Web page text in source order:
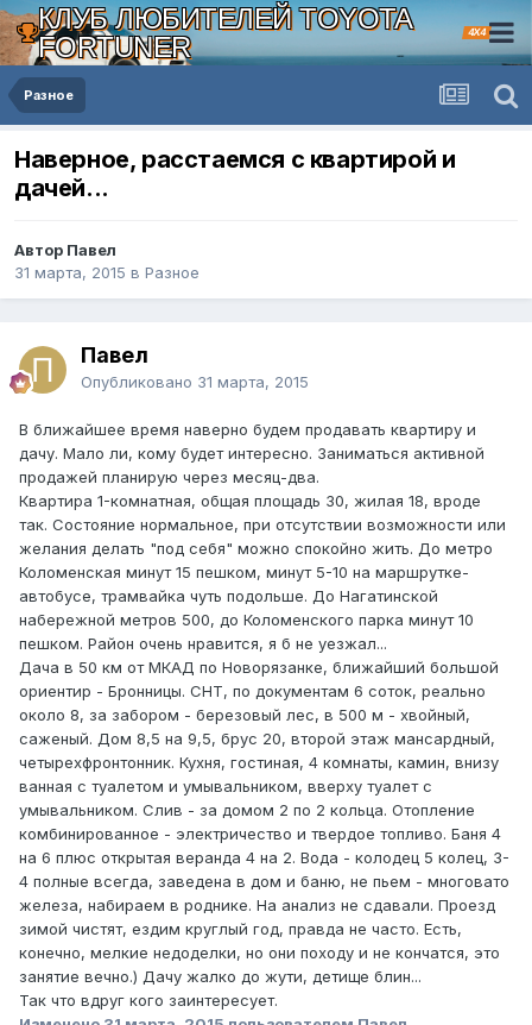
КЛУБ ЛЮБИТЕЛЕЙ TOYOTA
FORTUNER
4X4
Разное
Наверное, расстаемся с квартирой и
дачей...
Автор Павел
31 марта, 2015 в Разное
Павел
Опубликовано 31 марта, 2015
В ближайшее время наверно будем продавать квартиру и
дачу. Мало ли, кому будет интересно. Заниматься активной
продажей планирую через месяц-два.
Квартира 1-комнатная, общая площадь 30, жилая 18, вроде
так. Состояние нормальное, при отсутствии возможности или
желания делать "под себя" можно спокойно жить. До метро
Коломенская минут 15 пешком, минут 5-10 на маршрутке-
автобусе, трамвайка чуть подольше. До Нагатинской
набережной метров 500, до Коломенского парка минут 10
пешком. Район очень нравится, я б не уезжал...
Дача в 50 км от МКАД по Новорязанке, ближайший большой
ориентир - Бронницы. СНТ, по документам 6 соток, реально
около 8, за забором - березовый лес, в 500 м - хвойный,
саженый. Дом 8,5 на 9,5, брус 20, второй этаж мансардный,
четырехфронтонник. Кухня, гостиная, 4 комнаты, камин, внизу
ванная с туалетом и умывальником, вверху туалет с
умывальником. Слив - за домом 2 по 2 кольца. Отопление
комбинированное - электричество и твердое топливо. Баня 4
на 6 плюс открытая веранда 4 на 2. Вода - колодец 5 колец, 3-
4 полные всегда, заведена в дом и баню, не пьем - многовато
железа, набираем в роднике. На анализ не сдавали. Проезд
зимой чистят, ездим круглый год, правда не часто. Есть,
конечно, мелкие недоделки, но они походу и не кончатся, это
занятие вечно.) Дачу жалко до жути, детище блин...
Так что вдруг кого заинтересует.